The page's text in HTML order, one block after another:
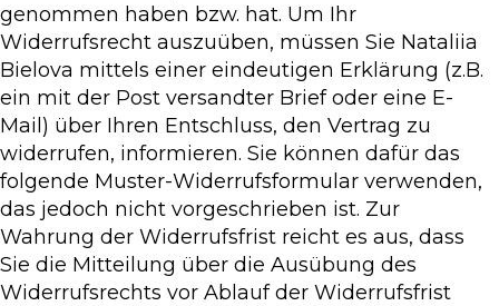
genommen haben bzw. hat. Um Ihr
Widerrufsrecht auszuüben, müssen Sie Nataliia
Bielova mittels einer eindeutigen Erklärung (z.B.
ein mit der Post versandter Brief oder eine E-
Mail) über Ihren Entschluss, den Vertrag zu
widerrufen, informieren. Sie können dafür das
folgende Muster-Widerrufsformular verwenden,
das jedoch nicht vorgeschrieben ist. Zur
Wahrung der Widerrufsfrist reicht es aus, dass
Sie die Mitteilung über die Ausübung des
Widerrufsrechts vor Ablauf der Widerrufsfrist